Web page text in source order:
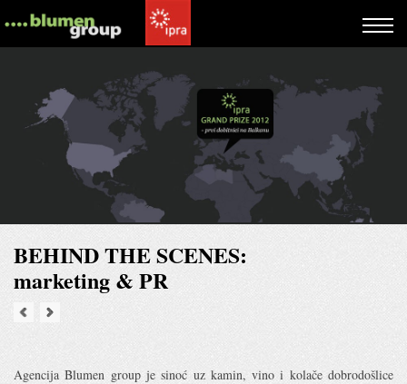
BEHIND THE SCENES:
marketing & PR
Agencija Blumen group je sinoć uz kamin, vino i kolače dobrodošlice